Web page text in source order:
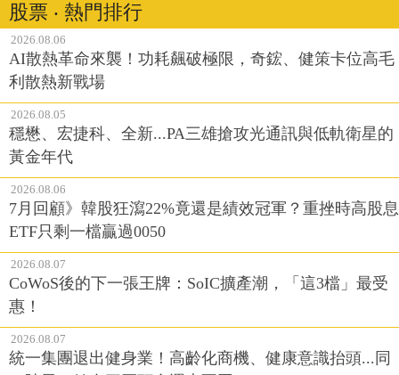
股票 ‧ 熱門排行
2026.08.06
AI散熱革命來襲！功耗飆破極限，奇鋐、健策卡位高毛
利散熱新戰場
2026.08.05
穩懋、宏捷科、全新...PA三雄搶攻光通訊與低軌衛星的
黃金年代
2026.08.06
7月回顧》韓股狂瀉22%竟還是績效冠軍？重挫時高股息
ETF只剩一檔贏過0050
2026.08.07
CoWoS後的下一張王牌：SoIC擴產潮，「這3檔」最受
惠！
2026.08.07
統一集團退出健身業！高齡化商機、健康意識抬頭...同